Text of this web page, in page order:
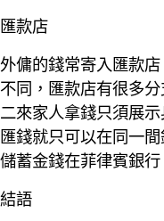
匯款店
外傭的錢常寄入匯款
不同，匯款店有很多
二來家人拿錢只須展
匯錢就只可以在同一
儲蓄金錢在菲律賓銀
結語